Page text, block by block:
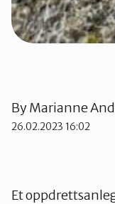
ByMarianne
26.02.2023 16:02
Et